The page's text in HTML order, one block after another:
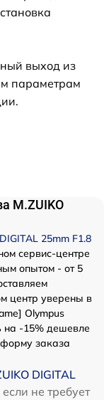
выход из
параметрам
M.ZUIKO
25mm F1.8
сервис-центре
опытом - от 5
центр уверены в
Olympus
на -15% дешевле
заказа
DIGITAL
не требует